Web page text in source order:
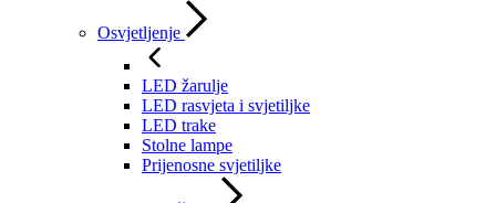
Osvjetljenje
LED žarulje
LED rasvjeta i svjetiljke
LED trake
Stolne lampe
Prijenosne svjetiljke